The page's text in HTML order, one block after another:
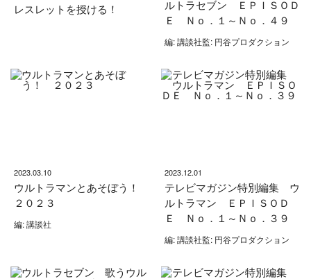
レスレットを授ける！
ルトラセブン ＥＰＩＳＯＤ
Ｅ Ｎｏ．１～Ｎｏ．４９
編: 講談社監: 円谷プロダクション
2023.03.10
ウルトラマンとあそぼう！
２０２３
編: 講談社
2023.12.01
テレビマガジン特別編集 ウ
ルトラマン ＥＰＩＳＯＤ
Ｅ Ｎｏ．１～Ｎｏ．３９
編: 講談社監: 円谷プロダクション